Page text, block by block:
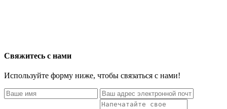
Свяжитесь с нами
Используйте форму ниже, чтобы связаться с нами!